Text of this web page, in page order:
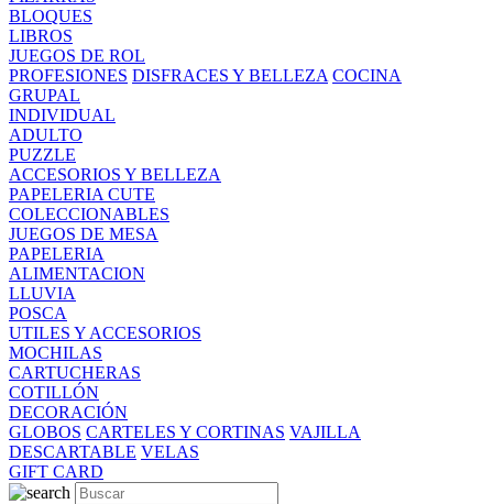
BLOQUES
LIBROS
JUEGOS DE ROL
PROFESIONES DISFRACES Y BELLEZA COCINA
GRUPAL
INDIVIDUAL
ADULTO
PUZZLE
ACCESORIOS Y BELLEZA
PAPELERIA CUTE
COLECCIONABLES
JUEGOS DE MESA
PAPELERIA
ALIMENTACION
LLUVIA
POSCA
UTILES Y ACCESORIOS
MOCHILAS
CARTUCHERAS
COTILLÓN
DECORACIÓN
GLOBOS CARTELES Y CORTINAS VAJILLA
DESCARTABLE VELAS
GIFT CARD